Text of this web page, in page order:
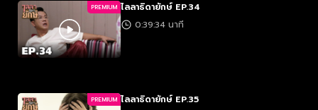
PREMIUM ไลลาธิดายักษ์ EP.34
0:39:34 นาที
PREMIUM ไลลาธิดายักษ์ EP.35